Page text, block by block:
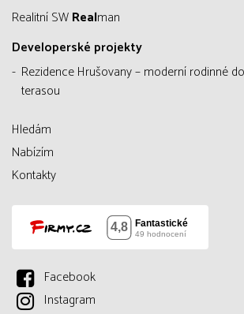
Realitní SWRealman
Developerské projekty
Rezidence Hrušovany – moderní rodinné
terasou
Hledám
Nabízím
Kontakty
Facebook
Instagram